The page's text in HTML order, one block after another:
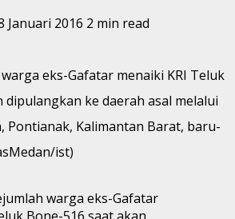
Januari 2016 2 min read
eks-Gafatar menaiki KRI Teluk
dipulangkan ke daerah asal melalui
Pontianak, Kalimantan Barat, baru-
ist)